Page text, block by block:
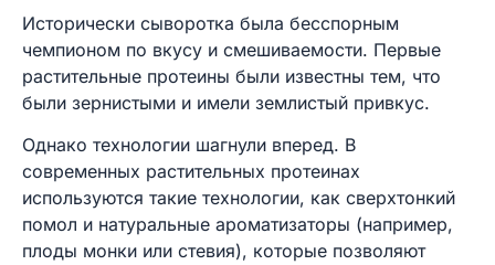
Исторически сыворотка была бесспорным
чемпионом по вкусу и смешиваемости. Первые
растительные протеины были известны тем, что
были зернистыми и имели землистый привкус.
Однако технологии шагнули вперед. В
современных растительных протеинах
используются такие технологии, как сверхтонкий
помол и натуральные ароматизаторы (например,
плоды монки или стевия), которые позволяют